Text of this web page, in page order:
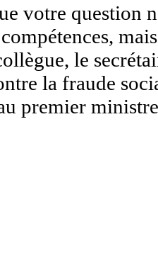
votre question
mais
le
la fraude
premier